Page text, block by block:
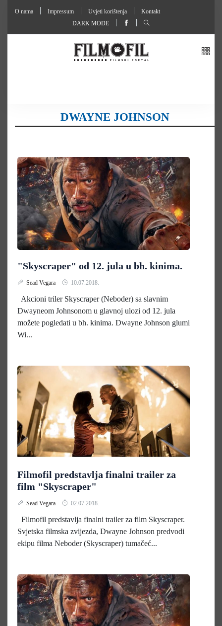
O nama Impressum Uvjeti korištenja
Kontakt
DARK MODE
DWAYNE JOHNSON
"Skyscraper" od 12. jula u bh. kinima.
Sead Vegara 10.07.2018.
Akcioni triler Skyscraper (Neboder) sa slavnim
Dwayneom Johnsonom u glavnoj ulozi od 12. jula
možete pogledati u bh. kinima. Dwayne Johnson glumi
Wi...
Filmofil predstavlja finalni trailer za
film "Skyscraper"
Sead Vegara 02.07.2018.
Filmofil predstavlja finalni trailer za film Skyscraper.
Svjetska filmska zvijezda, Dwayne Johnson predvodi
ekipu filma Neboder (Skyscraper) tumačeć...